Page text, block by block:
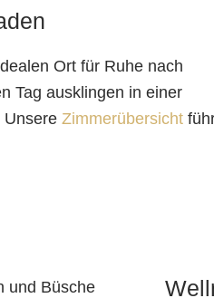
Ort für Ruhe nach
Tag ausklingen in einer
Unsere Zimmerübersicht